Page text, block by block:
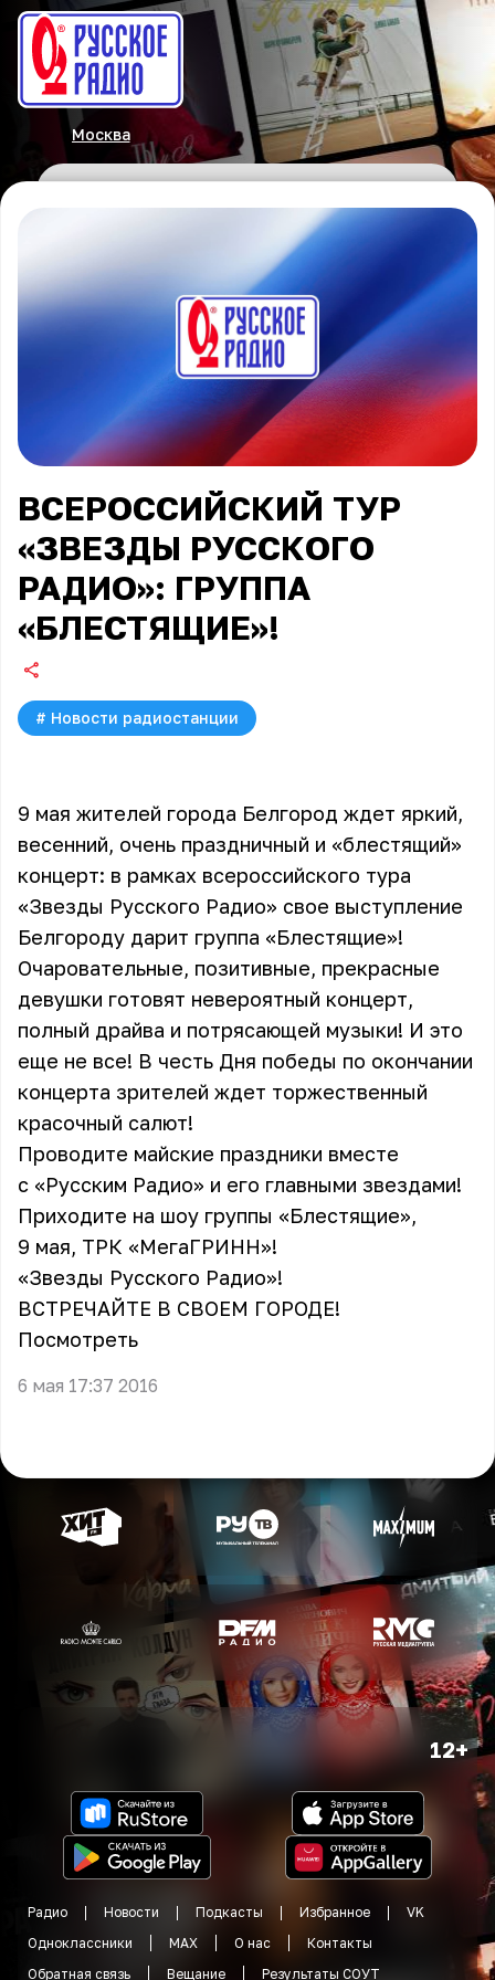
Москва
ВСЕРОССИЙСКИЙ ТУР
«ЗВЕЗДЫ РУССКОГО
РАДИО»: ГРУППА
«БЛЕСТЯЩИЕ»!
# Новости радиостанции
9 мая жителей города Белгород ждет яркий,
весенний, очень праздничный и «блестящий»
концерт: в рамках всероссийского тура
«Звезды Русского Радио» свое выступление
Белгороду дарит группа «Блестящие»!
Очаровательные, позитивные, прекрасные
девушки готовят невероятный концерт,
полный драйва и потрясающей музыки! И это
еще не все! В честь Дня победы по окончании
концерта зрителей ждет торжественный
красочный салют!
Проводите майские праздники вместе
с «Русским Радио» и его главными звездами!
Приходите на шоу группы «Блестящие»,
9 мая, ТРК «МегаГРИНН»!
«Звезды Русского Радио»!
ВСТРЕЧАЙТЕ В СВОЕМ ГОРОДЕ!
Посмотреть
6 мая 17:37 2016
12+
Радио Новости Подкасты Избранное
VK
Одноклассники
MAX О нас
Контакты
Обратная связь
Вещание Результаты СОУТ